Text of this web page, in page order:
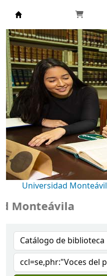
Biblioteca
Universidad